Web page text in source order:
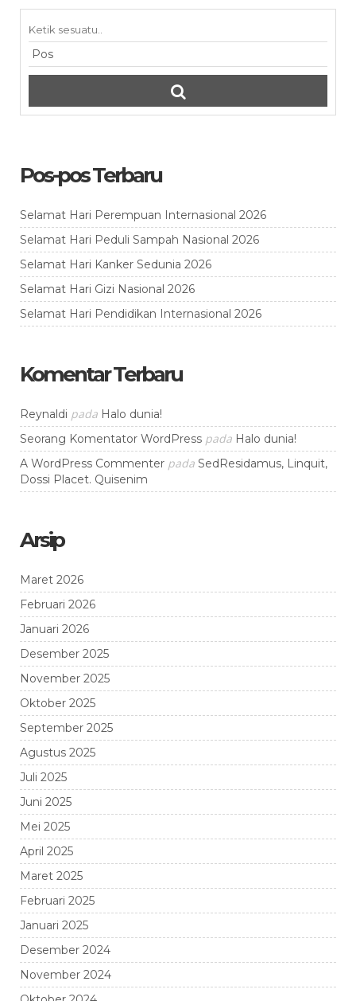
Pos-pos Terbaru
Selamat Hari Perempuan Internasional 2026
Selamat Hari Peduli Sampah Nasional 2026
Selamat Hari Kanker Sedunia 2026
Selamat Hari Gizi Nasional 2026
Selamat Hari Pendidikan Internasional 2026
Komentar Terbaru
Reynaldi pada Halo dunia!
Seorang Komentator WordPress pada Halo dunia!
A WordPress Commenter pada SedResidamus, Linquit,
Dossi Placet. Quisenim
Arsip
Maret 2026
Februari 2026
Januari 2026
Desember 2025
November 2025
Oktober 2025
September 2025
Agustus 2025
Juli 2025
Juni 2025
Mei 2025
April 2025
Maret 2025
Februari 2025
Januari 2025
Desember 2024
November 2024